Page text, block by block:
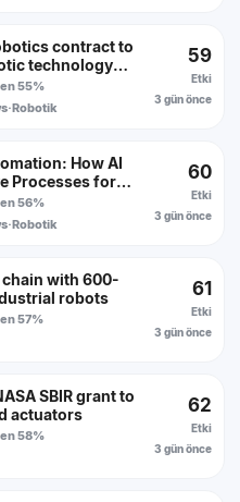
contract to
technology
55%
·Robotik
59
Etki
3 gün önce
How AI
Processes for
56%
·Robotik
60
Etki
3 gün önce
with 600-
robots
57%
61
Etki
3 gün önce
SBIR grant to
actuators
58%
62
Etki
3 gün önce